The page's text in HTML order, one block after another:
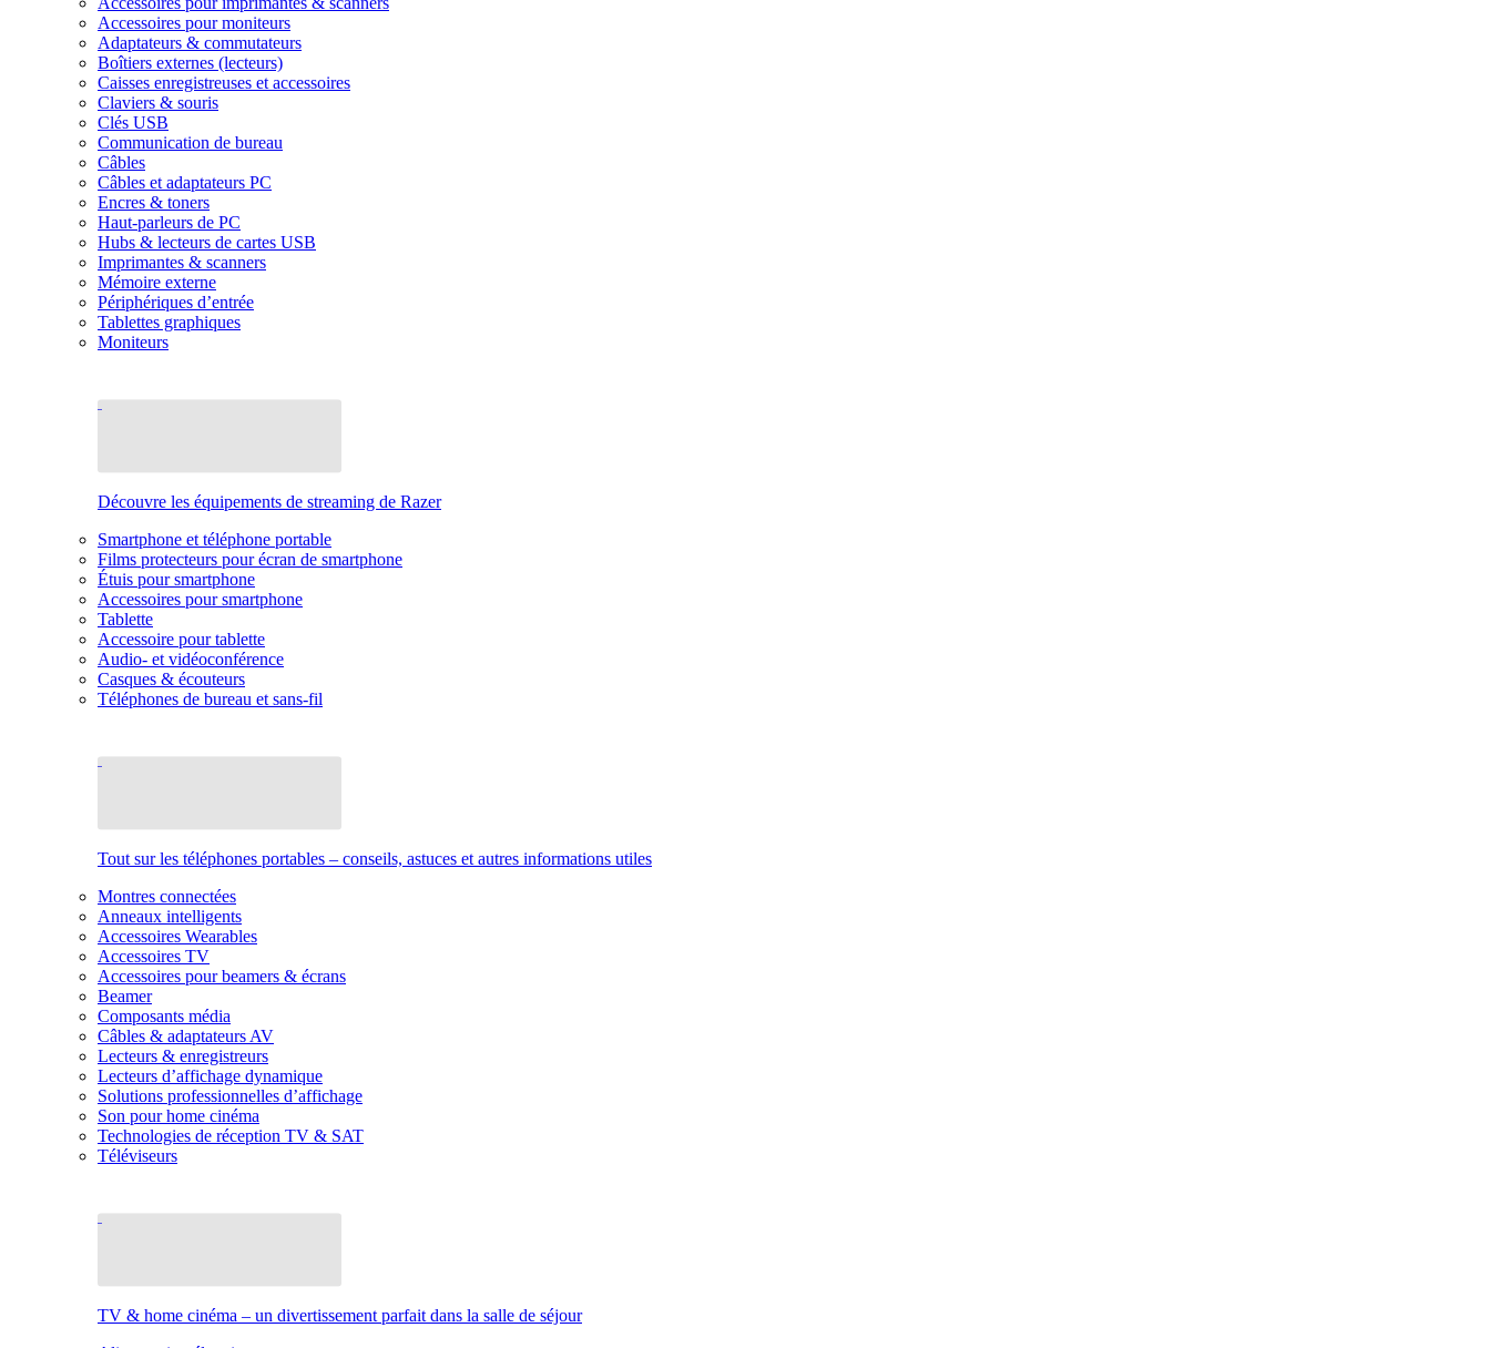
Accessoires pour moniteurs
Adaptateurs & commutateurs
Boîtiers externes (lecteurs)
Caisses enregistreuses et accessoires
Claviers & souris
Clés USB
Communication de bureau
Câbles
Câbles et adaptateurs PC
Encres & toners
Haut-parleurs de PC
Hubs & lecteurs de cartes USB
Imprimantes & scanners
Mémoire externe
Périphériques d’entrée
Tablettes graphiques
Moniteurs
Découvre les équipements de streaming de Razer
Smartphone et téléphone portable
Films protecteurs pour écran de smartphone
Étuis pour smartphone
Accessoires pour smartphone
Tablette
Accessoire pour tablette
Audio- et vidéoconférence
Casques & écouteurs
Téléphones de bureau et sans-fil
Tout sur les téléphones portables – conseils, astuces et autres informations utiles
Montres connectées
Anneaux intelligents
Accessoires Wearables
Accessoires TV
Accessoires pour beamers & écrans
Beamer
Composants média
Câbles & adaptateurs AV
Lecteurs & enregistreurs
Lecteurs d’affichage dynamique
Solutions professionnelles d’affichage
Son pour home cinéma
Technologies de réception TV & SAT
Téléviseurs
TV & home cinéma – un divertissement parfait dans la salle de séjour